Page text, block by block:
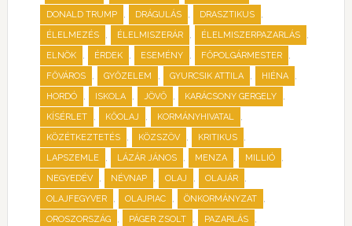
DONALD TRUMP , DRÁGULÁS , DRASZTIKUS ,
ÉLELMEZÉS , ÉLELMISZERÁR , ÉLELMISZERPAZARLÁS ,
ELNÖK , ÉRDEK , ESEMÉNY , FŐPOLGÁRMESTER ,
FŐVÁROS , GYŐZELEM , GYURCSIK ATTILA , HIÉNA ,
HORDÓ , ISKOLA , JÖVŐ , KARÁCSONY GERGELY ,
KÍSÉRLET , KŐOLAJ , KORMÁNYHIVATAL ,
KÖZÉTKEZTETÉS , KÖZSZÖV , KRITIKUS ,
LAPSZEMLE , LÁZÁR JÁNOS , MENZA , MILLIÓ ,
NEGYEDÉV , NÉVNAP , OLAJ , OLAJÁR ,
OLAJFEGYVER , OLAJPIAC , ÖNKORMÁNYZAT ,
OROSZORSZÁG , PÁGER ZSOLT , PAZARLÁS ,